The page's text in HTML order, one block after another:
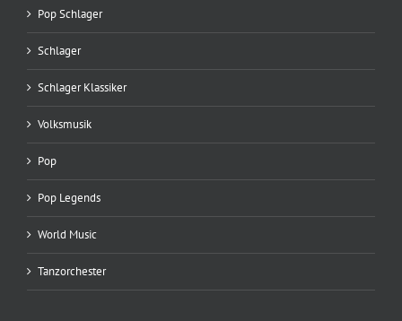
Pop Schlager
Schlager
Schlager Klassiker
Volksmusik
Pop
Pop Legends
World Music
Tanzorchester